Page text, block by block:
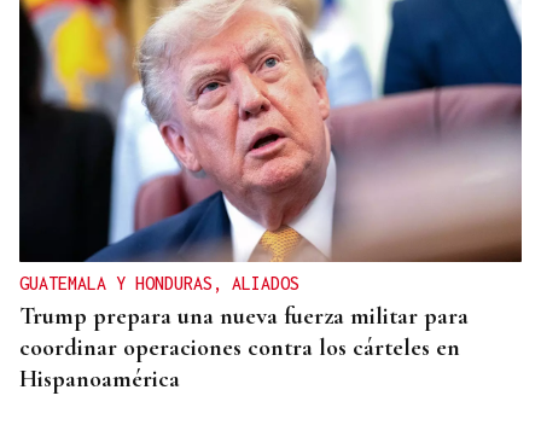
GUATEMALA Y HONDURAS, ALIADOS
Trump prepara una nueva fuerza militar para
coordinar operaciones contra los cárteles en
Hispanoamérica